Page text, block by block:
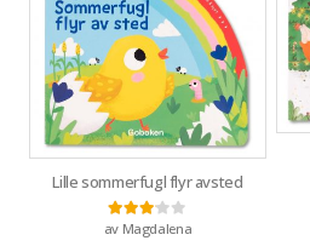
Lille sommerfugl flyr avsted
Vurdert3av 5
av Magdalena